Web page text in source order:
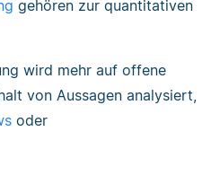
gehören zur quantitativen
wird mehr auf offene
von Aussagen analysiert,
oder